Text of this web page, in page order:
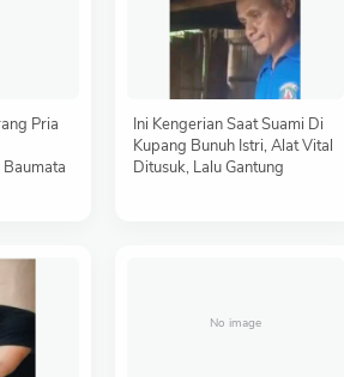
Pria
Ini Kengerian Saat Suami Di
Kupang Bunuh Istri, Alat Vital
Ditusuk, Lalu Gantung